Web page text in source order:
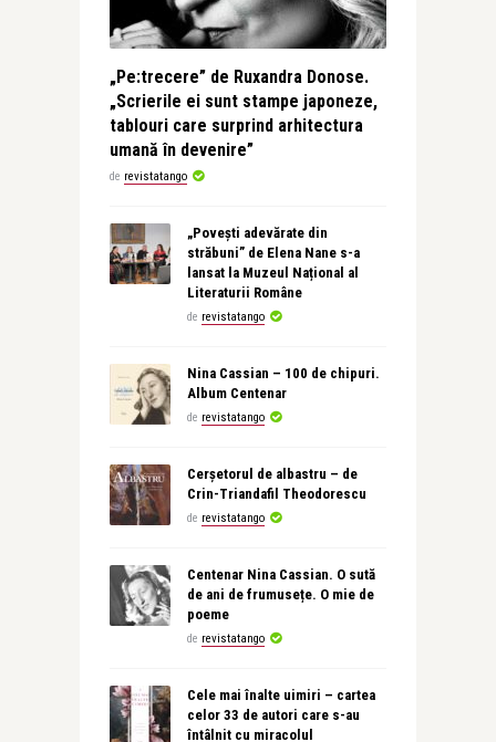
„Pe:trecere” de Ruxandra Donose.
„Scrierile ei sunt stampe japoneze,
tablouri care surprind arhitectura
umană în devenire”
de revistatango
„Povești adevărate din
străbuni” de Elena Nane s-a
lansat la Muzeul Național al
Literaturii Române
de revistatango
Nina Cassian – 100 de chipuri.
Album Centenar
de revistatango
Cerșetorul de albastru – de
Crin-Triandafil Theodorescu
de revistatango
Centenar Nina Cassian. O sută
de ani de frumusețe. O mie de
poeme
de revistatango
Cele mai înalte uimiri – cartea
celor 33 de autori care s-au
întâlnit cu miracolul